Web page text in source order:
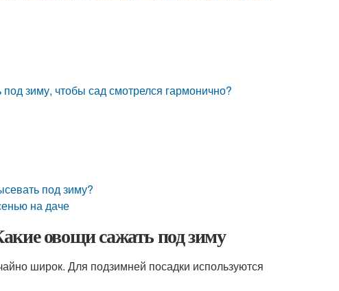
зиму, чтобы сад смотрелся гармонично?
под зиму?
на даче
овощи сажать под зиму
широк. Для подзимней посадки используются